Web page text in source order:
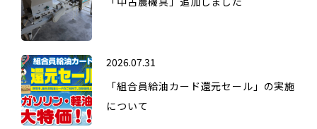
2026.07.31
「組合員給油カード還元セール」の実施
について